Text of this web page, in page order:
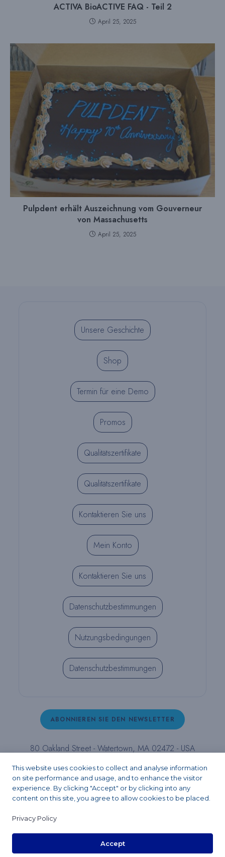
ACTIVA BioACTIVE FAQ - Teil 2
April 25, 2025
Pulpdent erhält Auszeichnung vom Gouverneur
von Massachusetts
April 25, 2025
Unsere Geschichte
Shop
Termin für eine Demo
Promos
Qualitätszertifikate
Qualitätszertifikate
Kontaktieren Sie uns
Mein Konto
Kontaktieren Sie uns
Datenschutzbestimmungen
Nutzungsbedingungen
Datenschutzbestimmungen
ABONNIEREN SIE DEN NEWSLETTER
80 Oakland Street - Watertown, MA 02472 - USA
T (800) 343-4342 - T (617) 926-6666 - F (617) 926-
6262 -contact@pulpdent.com
FacebookInstagramLinkedIn
X YouTube
Copyright 2026 - PULPDENT® Corporation. All rights reserved.
This website uses cookies to collect and analyse information
on site performance and usage, and to enhance the visitor
experience. By clicking "Accept" or by clicking into any
content on this site, you agree to allow cookies to be placed.
Privacy Policy
Accept